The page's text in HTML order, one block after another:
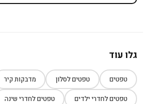
גלו עוד
טפטים טפטים לסלון מדבקות קיר
טפטים לחדרי ילדים טפטים לחדרי שינה